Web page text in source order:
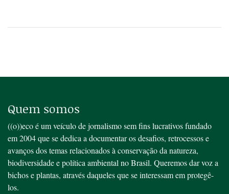
Quem somos
((o))eco é um veículo de jornalismo sem fins lucrativos fundado
em 2004 que se dedica a documentar os desafios, retrocessos e
avanços dos temas relacionados à conservação da natureza,
biodiversidade e política ambiental no Brasil. Queremos dar voz a
bichos e plantas, através daqueles que se interessam em protegê-
los.